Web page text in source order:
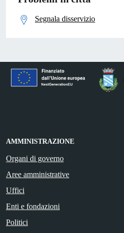
Segnala disservizio
AMMINISTRAZIONE
Organi di governo
Aree amministrative
Uffici
Enti e fondazioni
Politici